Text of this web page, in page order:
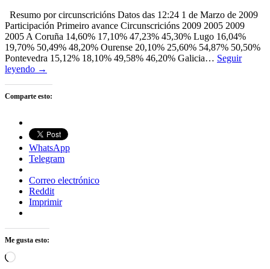
Resumo por circunscricións Datos das 12:24 1 de Marzo de 2009
Participación Primeiro avance Circunscricións 2009 2005 2009
2005 A Coruña 14,60% 17,10% 47,23% 45,30% Lugo 16,04%
19,70% 50,49% 48,20% Ourense 20,10% 25,60% 54,87% 50,50%
Pontevedra 15,12% 18,10% 49,58% 46,20% Galicia… Seguir
leyendo →
Comparte esto:
WhatsApp
Telegram
Correo electrónico
Reddit
Imprimir
Me gusta esto:
Cargando...